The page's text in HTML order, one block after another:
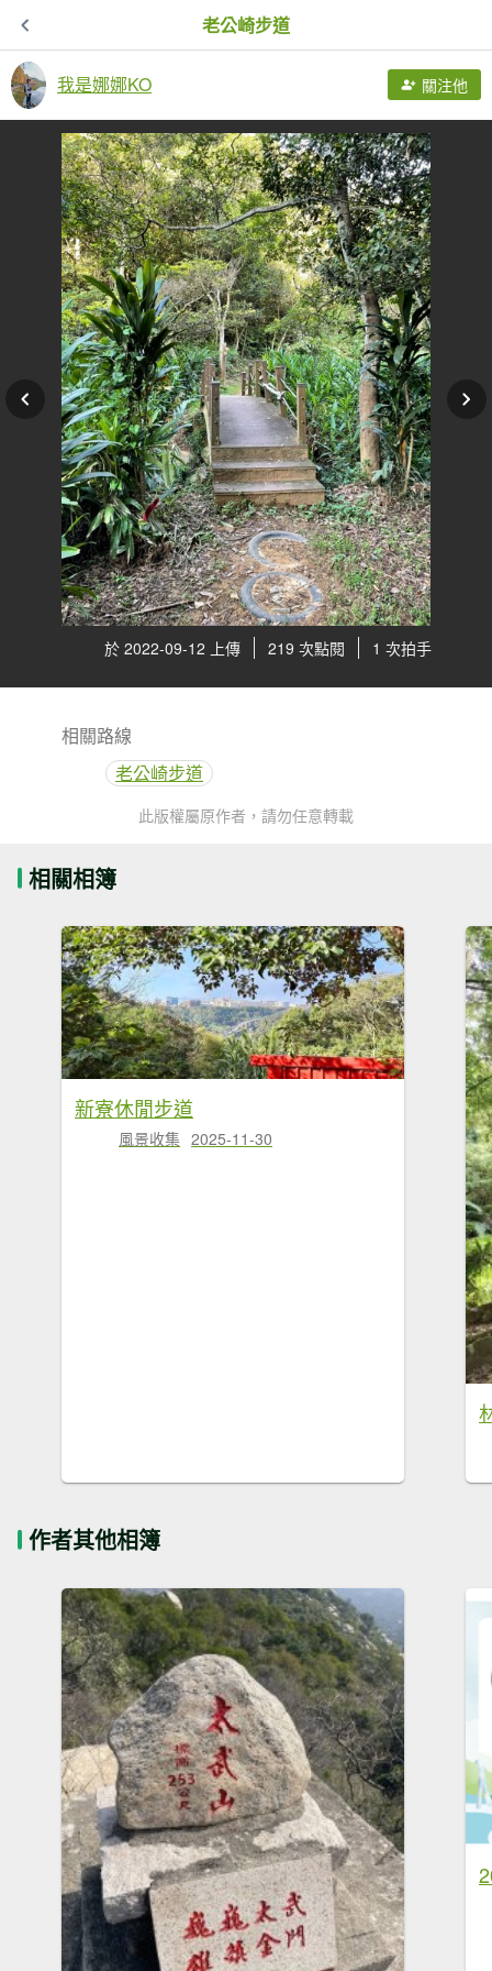
老公崎步道
我是娜娜KO 關注他
於 2022-09-12 上傳 219 次點閱 1 次拍手
相關路線
老公崎步道
此版權屬原作者，請勿任意轉載
相關相簿
新寮休閒步道
風景收集 2025-11-30
作者其他相簿